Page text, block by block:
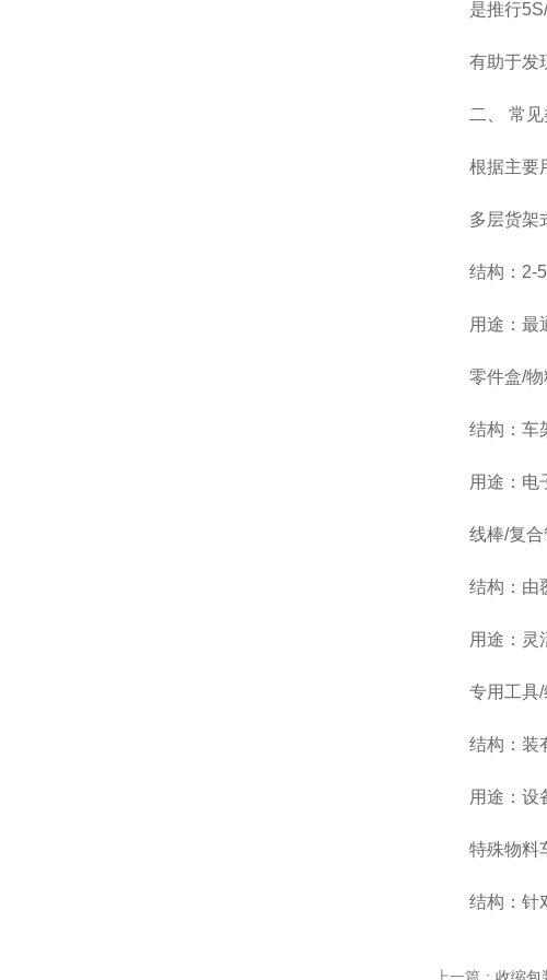
是推行5S/
有助于发现
二、 常见
根据主要用
多层货架式
结构：2-5
用途：最通
零件盒/物
结构：车架
用途：电子
线棒/复合
结构：由覆
用途：灵活
专用工具/
结构：装有
用途：设备
特殊物料
结构：针对